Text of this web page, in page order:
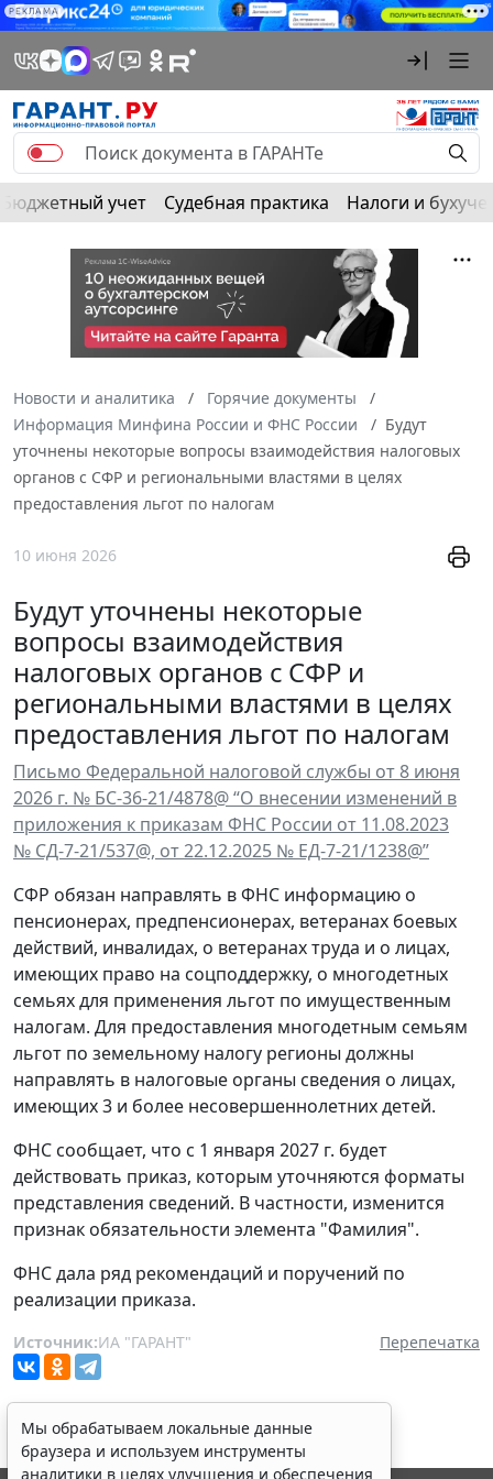
РЕКЛАМА
Бюджетный учет Судебная практика Налоги и
Новости и аналитика
Горячие документы
Информация Минфина России и ФНС России
Будут
уточнены некоторые вопросы взаимодействия налоговых
органов с СФР и региональными властями в целях
предоставления льгот по налогам
10 июня 2026
Будут уточнены некоторые
вопросы взаимодействия
налоговых органов с СФР и
региональными властями в целях
предоставления льгот по налогам
Письмо Федеральной налоговой службы от 8 июня
2026 г. № БС-36-21/4878@ “О внесении изменений в
приложения к приказам ФНС России от 11.08.2023
№ СД-7-21/537@, от 22.12.2025 № ЕД-7-21/1238@”
СФР обязан направлять в ФНС информацию о
пенсионерах, предпенсионерах, ветеранах боевых
действий, инвалидах, о ветеранах труда и о лицах,
имеющих право на соцподдержку, о многодетных
семьях для применения льгот по имущественным
налогам. Для предоставления многодетным семьям
льгот по земельному налогу регионы должны
направлять в налоговые органы сведения о лицах,
имеющих 3 и более несовершеннолетних детей.
ФНС сообщает, что с 1 января 2027 г. будет
действовать приказ, которым уточняются форматы
представления сведений. В частности, изменится
признак обязательности элемента "Фамилия".
ФНС дала ряд рекомендаций и поручений по
реализации приказа.
Источник:ИА "ГАРАНТ" Перепечатка
Мы обрабатываем локальные данные
браузера и используем инструменты
аналитики в целях улучшения и обеспечения